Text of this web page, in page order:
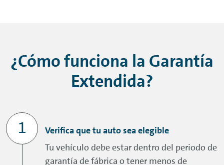
¿Cómo funciona la Garantía
Extendida?
Verifica que tu auto sea elegible
Tu vehículo debe estar dentro del periodo de
garantía de fábrica o tener menos de